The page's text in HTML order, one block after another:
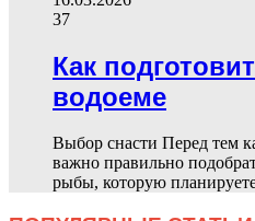
37
Как
водоеме
Выбор снасти Перед тем
важно правильно
рыбы, которую